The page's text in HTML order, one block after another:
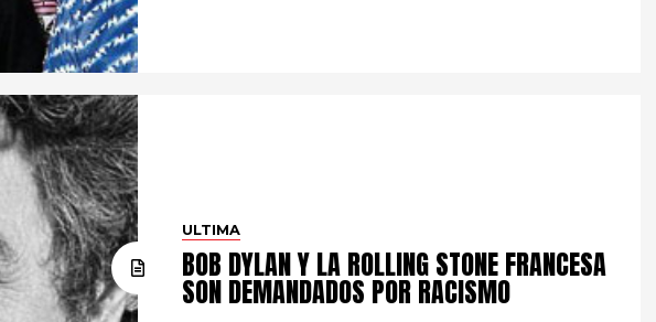
ULTIMA
BOB DYLAN Y LA ROLLING STONE FRANCESA
SON DEMANDADOS POR RACISMO